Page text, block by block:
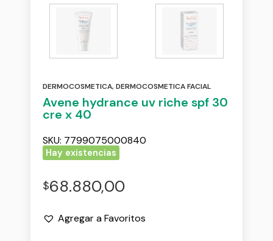
DERMOCOSMETICA,DERMOCOSMETICA FACIAL
Avene hydrance uv riche spf 30
cre x 40
SKU: 7799075000840
Hay existencias
$68.880,00
Agregar a Favoritos